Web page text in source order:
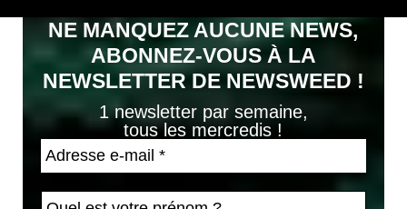
NE MANQUEZ AUCUNE NEWS,
ABONNEZ-VOUS À LA
NEWSLETTER DE NEWSWEED !
1 newsletter par semaine,
tous les mercredis !